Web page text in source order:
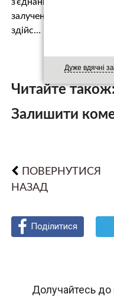
Дуже вдячні
залученням авіації та
здійс…
Читайте
Залишити
ПОВЕРНУТИСЯ
НАЗАД
Поділитися
Долучайтесь до